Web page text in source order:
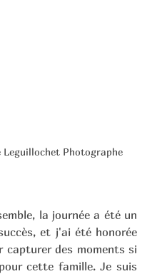
Photographe
la journée a été un
et j'ai été honorée
capturer des moments si
cette famille. Je suis